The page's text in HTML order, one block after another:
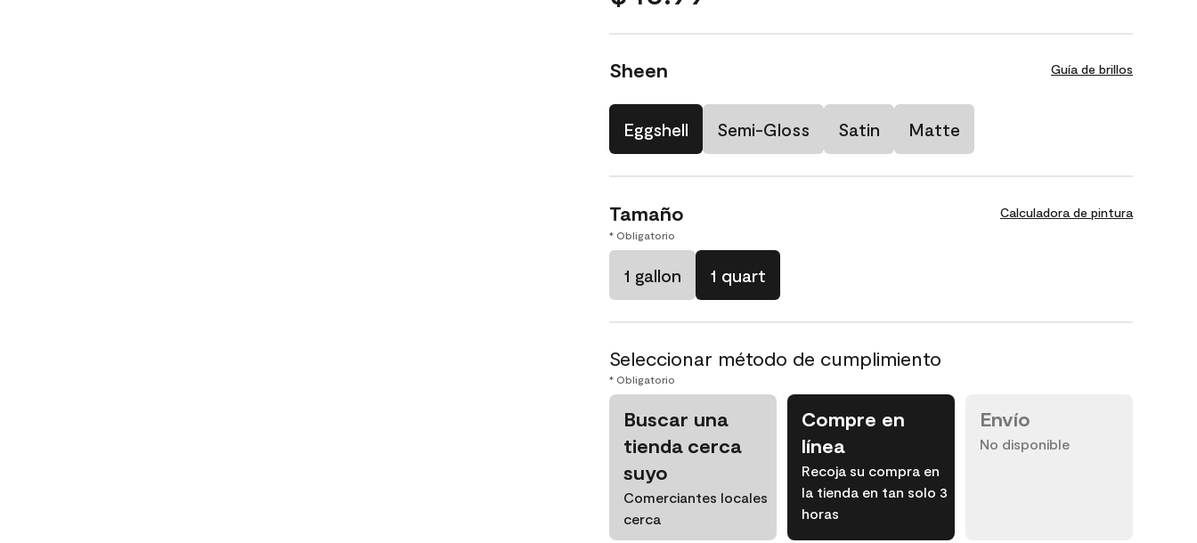
Sheen Guía de brillos
Eggshell Semi-Gloss Satin Matte
Tamaño Calculadora de pintura
* Obligatorio
1 gallon 1 quart
Seleccionar método de cumplimiento
* Obligatorio
Buscar una
tienda cerca
suyo
Comerciantes locales
cerca
Compre en
línea
Recoja su compra en
la tienda en tan solo 3
horas
Envío
No disponible